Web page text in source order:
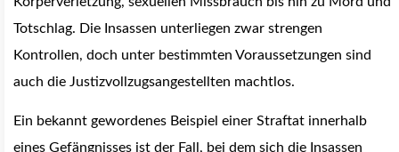
Totschlag. Die Insassen unterliegen zwar strengen
Kontrollen, doch unter bestimmten Voraussetzungen sind
auch die Justizvollzugsangestellten machtlos.
Ein bekannt gewordenes Beispiel einer Straftat innerhalb
eines Gefängnisses ist der Fall, bei dem sich die Insassen